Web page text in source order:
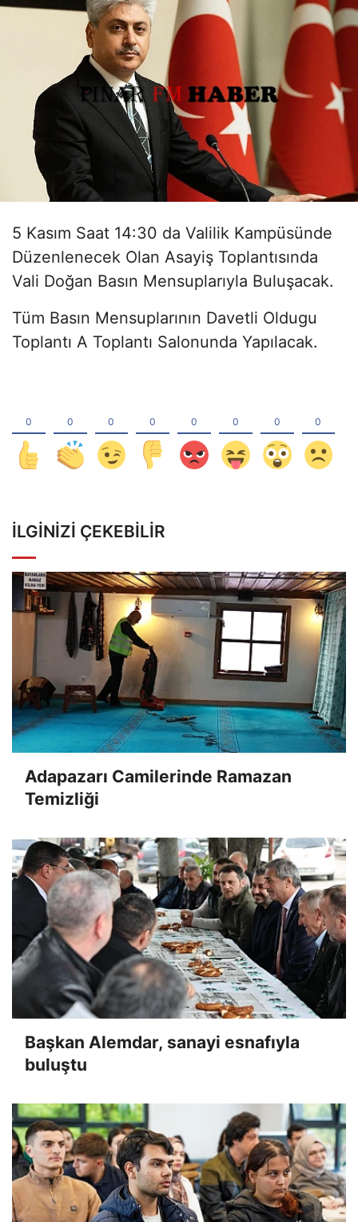
5 Kasım Saat 14:30 da Valilik Kampüsünde
Düzenlenecek Olan Asayiş Toplantısında
Vali Doğan Basın Mensuplarıyla Buluşacak.
Tüm Basın Mensuplarının Davetli Oldugu
Toplantı A Toplantı Salonunda Yapılacak.
İLGINIZI ÇEKEBILIR
Adapazarı Camilerinde Ramazan
Temizliği
Başkan Alemdar, sanayi esnafıyla
buluştu